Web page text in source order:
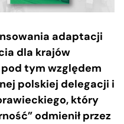
adaptacji
dla krajów
pod tym względem
polskiej delegacji i
który
odmienił przez